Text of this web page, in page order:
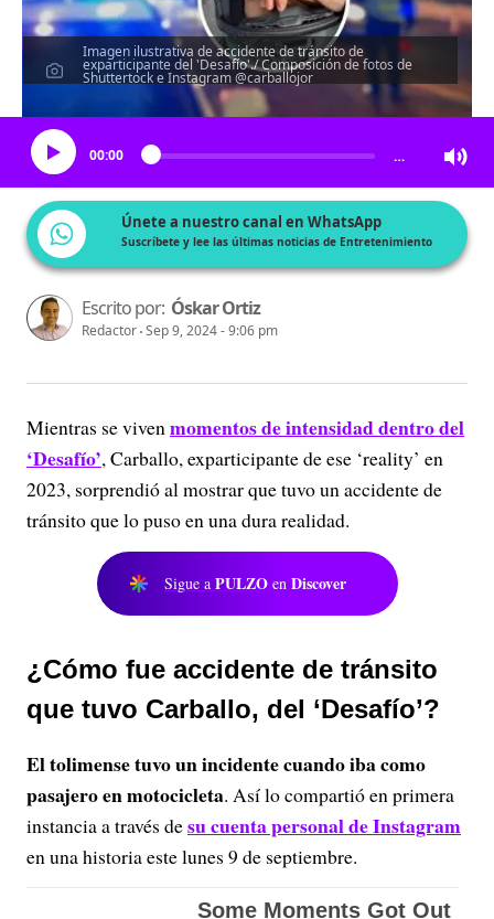
Imagen ilustrativa de accidente de tránsito de
exparticipante del 'Desafío'./ Composición de fotos de
Shuttertock e Instagram @carballojor
Escucha el artículo
00:00 …
Únete a nuestro canal en WhatsApp
Suscríbete y lee las últimas noticias de Entretenimiento
Escrito por: Óskar Ortiz
Redactor Sep 9, 2024 - 9:06 pm
Mientras se vivenmomentos de intensidad dentro del
‘Desafío’, Carballo, exparticipante de ese ‘reality’ en
2023, sorprendió al mostrar que tuvo un accidente de
tránsito que lo puso en una dura realidad.
Sigue a PULZO en Discover
¿Cómo fue accidente de tránsito
que tuvo Carballo, del ‘Desafío’?
El tolimense tuvo un incidente cuando iba como
pasajero en motocicleta. Así lo compartió en primera
instancia a través desu cuenta personal de Instagram
en una historia este lunes 9 de septiembre.